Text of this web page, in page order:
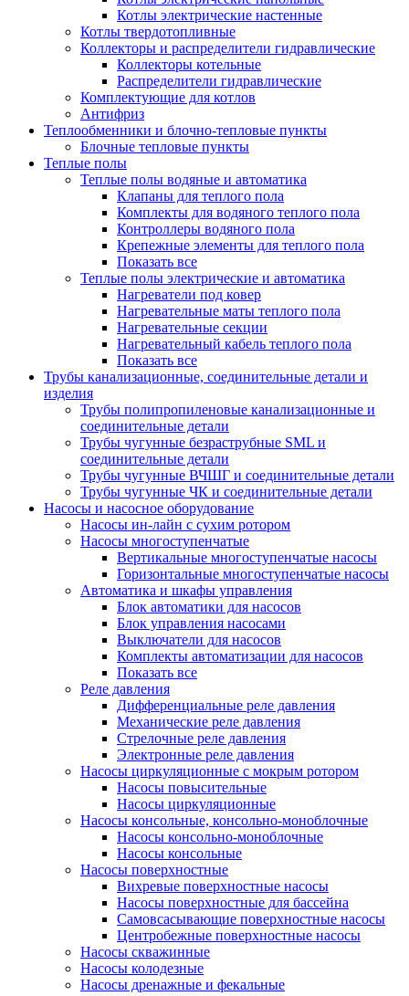
Котлы электрические настенные
Котлы твердотопливные
Коллекторы и распределители гидравлические
Коллекторы котельные
Распределители гидравлические
Комплектующие для котлов
Антифриз
Теплообменники и блочно-тепловые пункты
Блочные тепловые пункты
Теплые полы
Теплые полы водяные и автоматика
Клапаны для теплого пола
Комплекты для водяного теплого пола
Контроллеры водяного пола
Крепежные элементы для теплого пола
Показать все
Теплые полы электрические и автоматика
Нагреватели под ковер
Нагревательные маты теплого пола
Нагревательные секции
Нагревательный кабель теплого пола
Показать все
Трубы канализационные, соединительные детали и
изделия
Трубы полипропиленовые канализационные и
соединительные детали
Трубы чугунные безраструбные SML и
соединительные детали
Трубы чугунные ВЧШГ и соединительные детали
Трубы чугунные ЧК и соединительные детали
Насосы и насосное оборудование
Насосы ин-лайн с сухим ротором
Насосы многоступенчатые
Вертикальные многоступенчатые насосы
Горизонтальные многоступенчатые насосы
Автоматика и шкафы управления
Блок автоматики для насосов
Блок управления насосами
Выключатели для насосов
Комплекты автоматизации для насосов
Показать все
Реле давления
Дифференциальные реле давления
Механические реле давления
Стрелочные реле давления
Электронные реле давления
Насосы циркуляционные с мокрым ротором
Насосы повысительные
Насосы циркуляционные
Насосы консольные, консольно-моноблочные
Насосы консольно-моноблочные
Насосы консольные
Насосы поверхностные
Вихревые поверхностные насосы
Насосы поверхностные для бассейна
Самовсасывающие поверхностные насосы
Центробежные поверхностные насосы
Насосы скважинные
Насосы колодезные
Насосы дренажные и фекальные